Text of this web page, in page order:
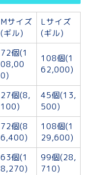
Mサイズ
(ギル)
Lサイズ
(ギル)
72個(1
08,00
0)
108個(1
62,000)
27個(8,
100)
45個(13,
500)
72個(8
6,400)
108個(1
29,600)
63個(1
8,270)
99個(28,
710)